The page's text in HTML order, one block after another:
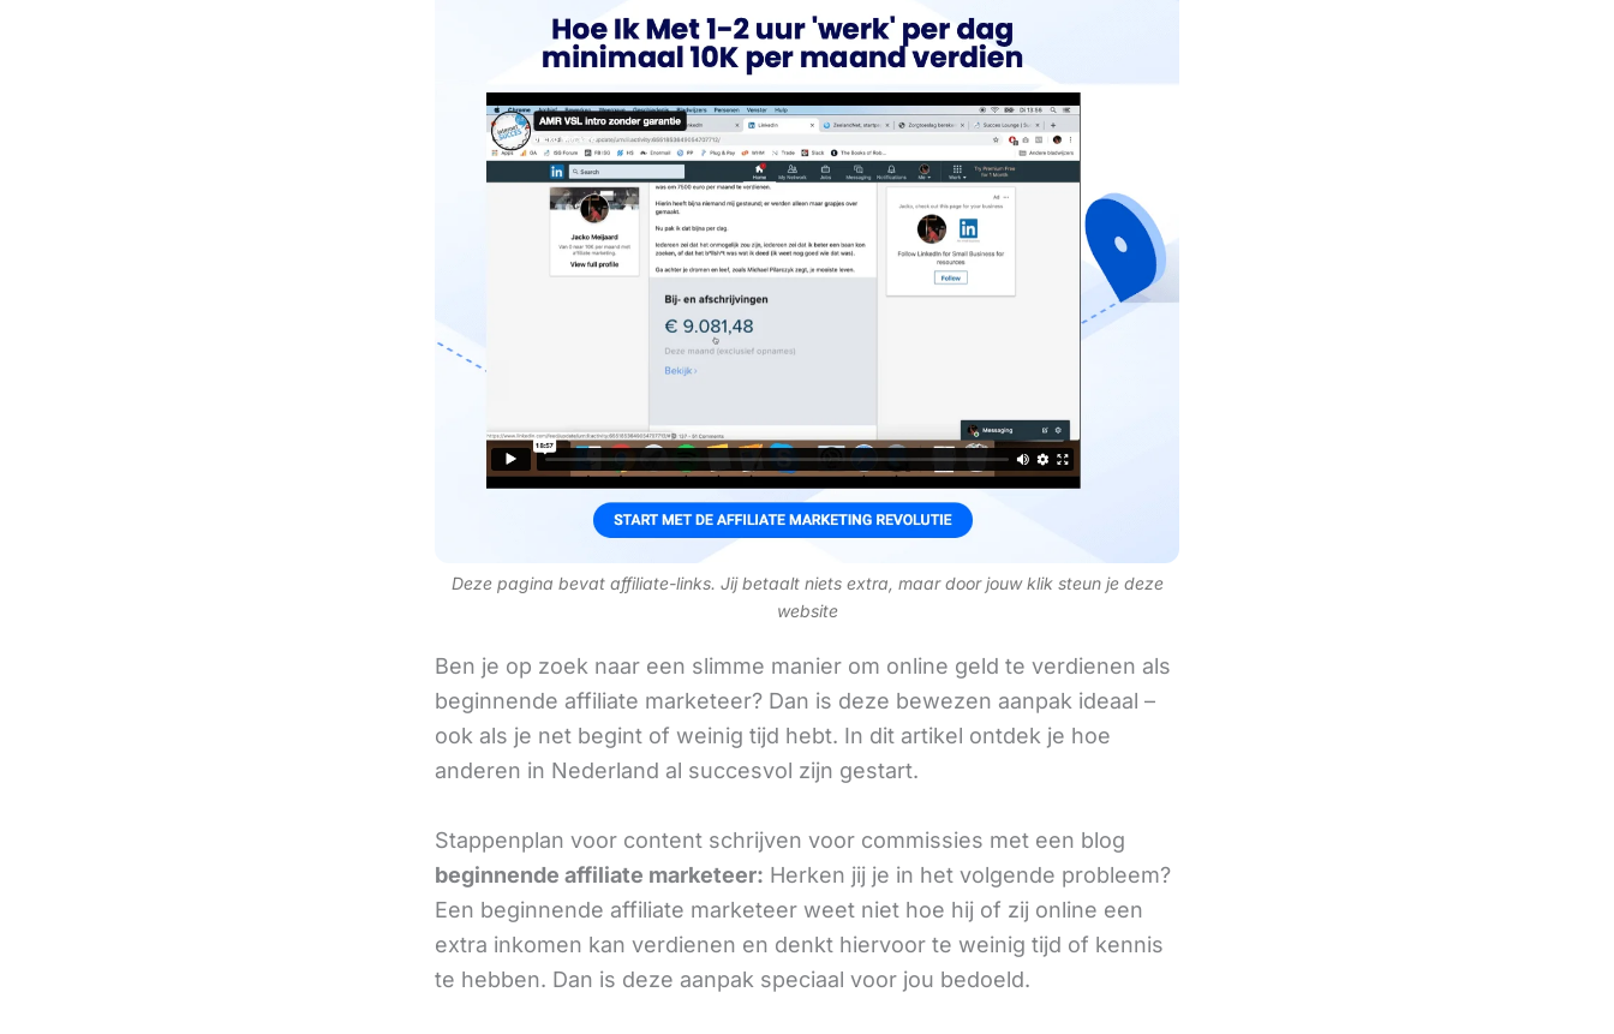
Deze pagina bevat affiliate-links. Jij betaalt niets extra, maar door jouw klik steun je deze
website
Ben je op zoek naar een slimme manier om online geld te verdienen als
beginnende affiliate marketeer? Dan is deze bewezen aanpak ideaal –
ook als je net begint of weinig tijd hebt. In dit artikel ontdek je hoe
anderen in Nederland al succesvol zijn gestart.
Stappenplan voor content schrijven voor commissies met een blog
beginnende affiliate marketeer: Herken jij je in het volgende probleem?
Een beginnende affiliate marketeer weet niet hoe hij of zij online een
extra inkomen kan verdienen en denkt hiervoor te weinig tijd of kennis
te hebben. Dan is deze aanpak speciaal voor jou bedoeld.